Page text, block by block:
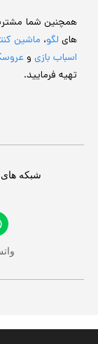
همچنین شما
های لگو، ماشین
اسباب بازی و
تهیه فرمایید.
شبکه های